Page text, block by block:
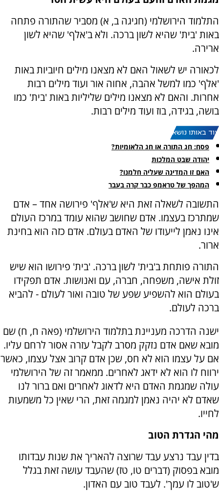
התלמוד הירושלמי (חגיגה ב, א) מסביר שהתורה פתחה
באות 'בית' שהיא לשון ברכה. ולא ב'אלף' שהיא לשון
ארירה.
לכאורה יש לשאול האם לא מצאנו מילים חיוביות באות
'אלף' כמו למשל אהבה, אחוה אור ועוד מילים רבות
אחרות. והאם לא מצאנו מילים שליליות באות 'בית' כמו
בושה, בגידה, בוז ועוד מילים רבות.
עוד באותו נושא:
פסח: חג התורה או חג הלאומיות?
יהודה שבט המלכות
האם זו המדינה שעליה חלמנו?
המהפך של טראמפ כבר קרה בעבר
התשובה לשאלה זאת היא ש'אלף' פירושה אחד – אדם
שמתרכז בעצמו. אדם שחושב שהוא עומד במרכז העולם
אינו נאמן לייעודו של האדם בעולם. אדם כזה הוא בחינת
ארור.
התורה פותחת ב'בית' לשון ברכה. 'בית' פירושו הוא שיש
זולת אישה, משפחה, חברה, עם ואנושות. אדם תפקידו
בעולם הוא להשפיע שפע של טובה ואור לעולם - להביא
ברכה לעולם.
ישנה הדרכה מעניינת בתלמוד הירושלמי (פאה ח, ח) שם
מובא שאם אדם נזקק מסרב לקבל עזרה אסור לרחם עליו.
אם על עצמו הוא לא חס, שכן אדם קרוב אצל עצמו, כאשר
ירווח לו הוא לא ידאג לאחרים. ממאמר זה של הירושלמי
עולה שמגמת האדם היא לדאוג לאחרים ואם ברור לנו
שאדם לא יהיה נאמן למגמה זאת, הרי שאין כל משמעות
לחייו.
מהי הגדרת הטוב
בדין עבד נרצע עבד שרוצה להאריך את שנות עבדותו
מובא בפסוק (דברים טו, טז) שהעבד עושה זאת בגלל
ש'טוב לו עמך'. לעבד טוב עם האדון.